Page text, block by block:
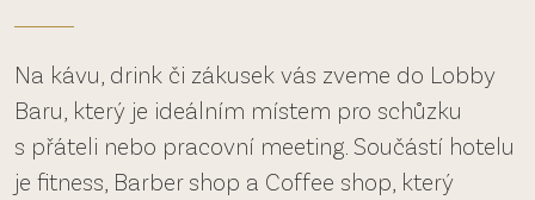
Na kávu, drink či zákusek vás zveme do Lobby
Baru, který je ideálním místem pro schůzku
s přáteli nebo pracovní meeting. Součástí hotelu
je fitness, Barber shop a Coffee shop, který